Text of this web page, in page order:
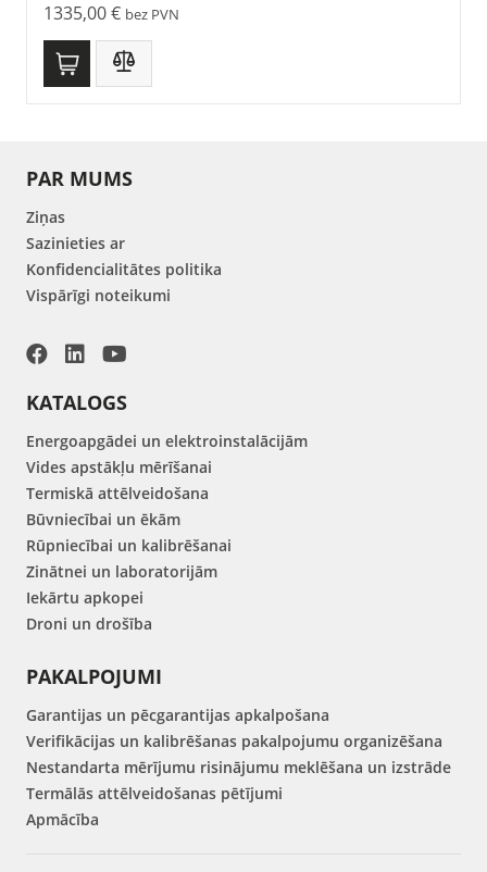
1335,00€ bez PVN
PAR MUMS
Ziņas
Sazinieties ar
Konfidencialitātes politika
Vispārīgi noteikumi
KATALOGS
Energoapgādei un elektroinstalācijām
Vides apstākļu mērīšanai
Termiskā attēlveidošana
Būvniecībai un ēkām
Rūpniecībai un kalibrēšanai
Zinātnei un laboratorijām
Iekārtu apkopei
Droni un drošība
PAKALPOJUMI
Garantijas un pēcgarantijas apkalpošana
Verifikācijas un kalibrēšanas pakalpojumu organizēšana
Nestandarta mērījumu risinājumu meklēšana un izstrāde
Termālās attēlveidošanas pētījumi
Apmācība